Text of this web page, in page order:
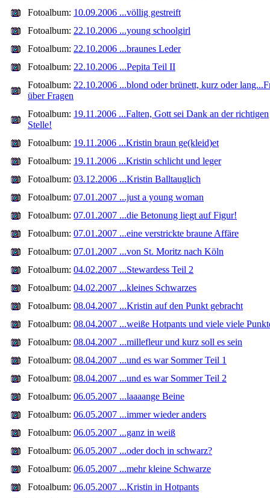
Fotoalbum: 10.09.2006 ...völlig gestreift
Fotoalbum: 22.10.2006 ...young schoolgirl
Fotoalbum: 22.10.2006 ...braunes Leder
Fotoalbum: 22.10.2006 ...Pepita Teil II
Fotoalbum: 22.10.2006 ...blond oder brünett, kurz oder
über Fragen
Fotoalbum: 19.11.2006 ...Falten, Gott sei Dank an der richtigen
Stelle!
Fotoalbum: 19.11.2006 ...Kristin braun ge(kleid)et
Fotoalbum: 19.11.2006 ...Kristin schlicht und leger
Fotoalbum: 03.12.2006 ...Kristin Balltauglich
Fotoalbum: 07.01.2007 ...just a young woman
Fotoalbum: 07.01.2007 ...die Betonung liegt auf Figur!
Fotoalbum: 07.01.2007 ...eine verstrickte braune Affäre
Fotoalbum: 07.01.2007 ...von St. Moritz nach Köln
Fotoalbum: 04.02.2007 ...Stewardess Teil 2
Fotoalbum: 04.02.2007 ...kleines Schwarzes
Fotoalbum: 08.04.2007 ...Kristin auf den Punkt gebracht
Fotoalbum: 08.04.2007 ...weiße Hotpants und viele viele
Fotoalbum: 08.04.2007 ...millefleur und kurz soll es sein
Fotoalbum: 08.04.2007 ...und es war Sommer Teil 1
Fotoalbum: 08.04.2007 ...und es war Sommer Teil 2
Fotoalbum: 06.05.2007 ...laaaange Beine
Fotoalbum: 06.05.2007 ...immer wieder anders
Fotoalbum: 06.05.2007 ...ganz in weiß
Fotoalbum: 06.05.2007 ...oder doch in schwarz?
Fotoalbum: 06.05.2007 ...mehr kleine Schwarze
Fotoalbum: 06.05.2007 ...Kristin in Hotpants